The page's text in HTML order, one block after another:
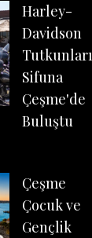
Harley-
Davidson
Tutkunları
Sifuna
Çeşme'de
Buluştu
Çeşme
Çocuk ve
Gençlik